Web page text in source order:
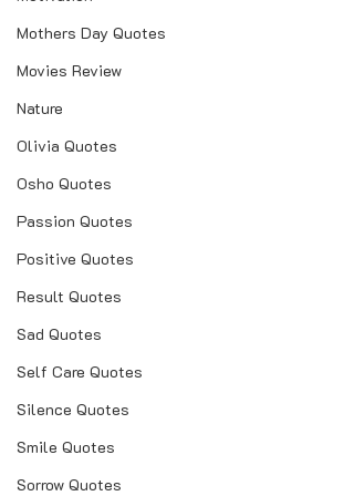
Mothers Day Quotes
Movies Review
Nature
Olivia Quotes
Osho Quotes
Passion Quotes
Positive Quotes
Result Quotes
Sad Quotes
Self Care Quotes
Silence Quotes
Smile Quotes
Sorrow Quotes